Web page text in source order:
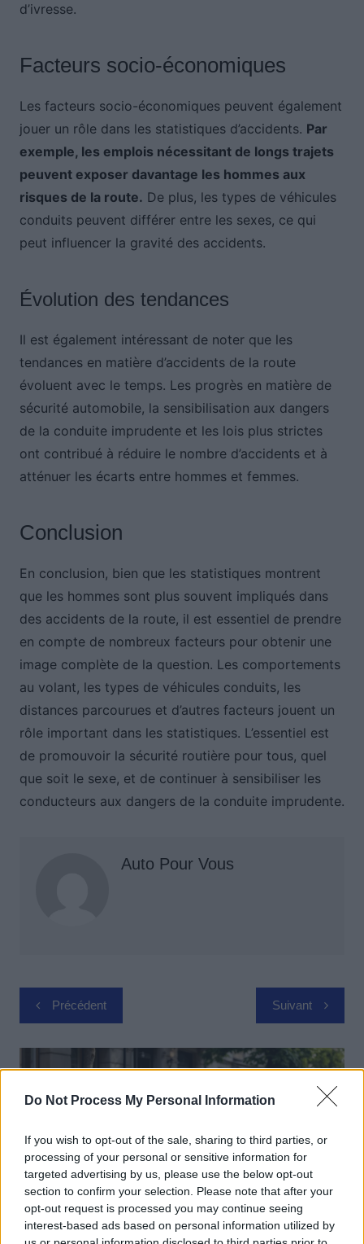
Do Not Process My Personal Information
If you wish to opt-out of the sale, sharing to third parties, or
processing of your personal or sensitive information for
targeted advertising by us, please use the below opt-out
section to confirm your selection. Please note that after your
opt-out request is processed you may continue seeing
interest-based ads based on personal information utilized by
d’ivresse.
Facteurs socio-économiques
Les facteurs socio-économiques peuvent également
jouer un rôle dans les statistiques d’accidents. Par
exemple, les emplois nécessitant de longs trajets
peuvent exposer davantage les hommes aux
risques de la route. De plus, les types de véhicules
conduits peuvent différer entre les sexes, ce qui
peut influencer la gravité des accidents.
Évolution des tendances
Il est également intéressant de noter que les
tendances en matière d’accidents de la route
évoluent avec le temps. Les progrès en matière de
sécurité automobile, la sensibilisation aux dangers
de la conduite imprudente et les lois plus strictes
ont contribué à réduire le nombre d’accidents et à
atténuer les écarts entre hommes et femmes.
Conclusion
En conclusion, bien que les statistiques montrent
que les hommes sont plus souvent impliqués dans
des accidents de la route, il est essentiel de prendre
en compte de nombreux facteurs pour obtenir une
image complète de la question. Les comportements
au volant, les types de véhicules conduits, les
distances parcourues et d’autres facteurs jouent un
rôle important dans les statistiques. L’essentiel est
de promouvoir la sécurité routière pour tous, quel
que soit le sexe, et de continuer à sensibiliser les
conducteurs aux dangers de la conduite imprudente.
Auto Pour Vous
Navigation
de
l’article
Précédent Suivant